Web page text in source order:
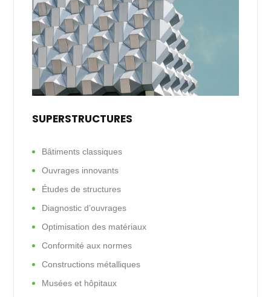
SUPERSTRUCTURES
Bâtiments classiques
Ouvrages innovants
Études de structures
Diagnostic d’ouvrages
Optimisation des matériaux
Conformité aux normes
Constructions métalliques
Musées et hôpitaux